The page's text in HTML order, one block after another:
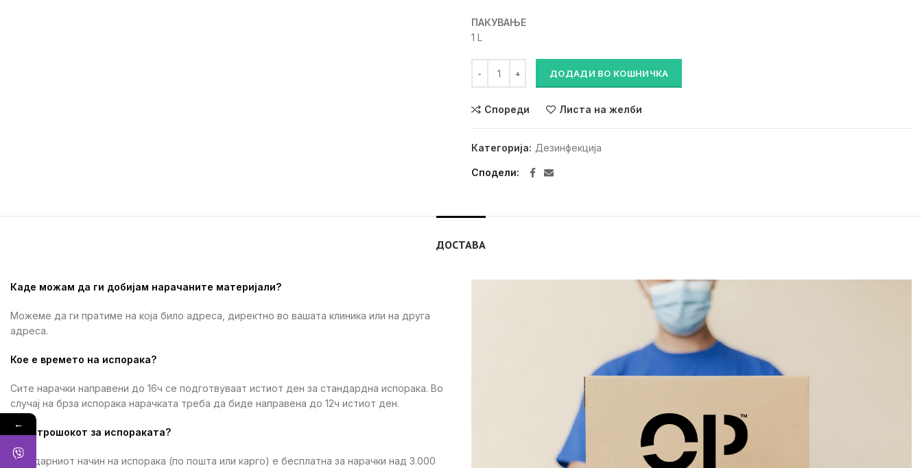
ПАКУВАЊЕ
1 L
ДОДАДИ ВО КОШНИЧКА
Спореди Листа на желби
Категорија: Дезинфекција
Сподели
ДОСТАВА
Каде можам да ги добијам нарачаните материјали?
Можеме да ги пратиме на која било адреса, директно во вашата клиника или на друга
адреса.
Кое е времето на испорака?
Сите нарачки направени до 16ч се подготвуваат истиот ден за стандардна испорака. Во
случај на брза испорака нарачката треба да биде направена до 12ч истиот ден.
Кој е трошокот за испораката?
Стандарниот начин на испорака (по пошта или карго) е бесплатна за нарачки над 3.000
←